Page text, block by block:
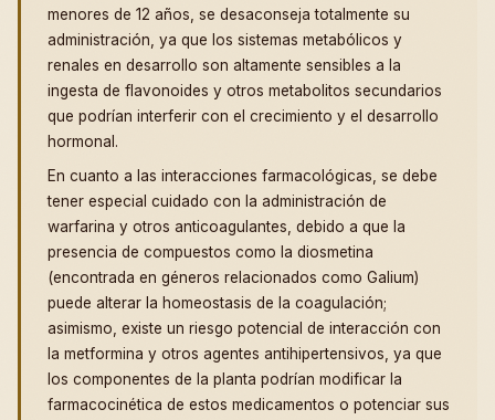
menores de 12 años, se desaconseja totalmente su
administración, ya que los sistemas metabólicos y
renales en desarrollo son altamente sensibles a la
ingesta de flavonoides y otros metabolitos secundarios
que podrían interferir con el crecimiento y el desarrollo
hormonal.
En cuanto a las interacciones farmacológicas, se debe
tener especial cuidado con la administración de
warfarina y otros anticoagulantes, debido a que la
presencia de compuestos como la diosmetina
(encontrada en géneros relacionados como Galium)
puede alterar la homeostasis de la coagulación;
asimismo, existe un riesgo potencial de interacción con
la metformina y otros agentes antihipertensivos, ya que
los componentes de la planta podrían modificar la
farmacocinética de estos medicamentos o potenciar sus